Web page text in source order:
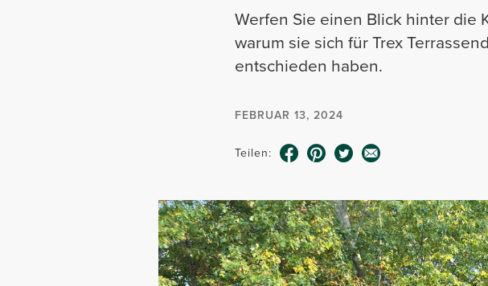
Werfen Sie einen Blick hinter die
warum sie sich für Trex
entschieden haben.
FEBRUAR 13, 2024
Teilen: